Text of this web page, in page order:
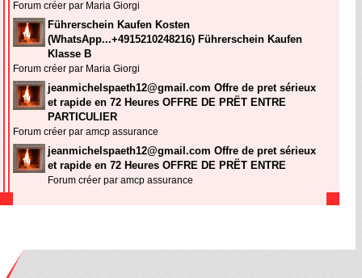
Forum créer par Maria Giorgi
Führerschein Kaufen Kosten
(WhatsApp...+4915210248216) Führerschein Kaufen
Klasse B
Forum créer par Maria Giorgi
jeanmichelspaeth12@gmail.com Offre de pret sérieux
et rapide en 72 Heures OFFRE DE PRËT ENTRE
PARTICULIER
Forum créer par amcp assurance
jeanmichelspaeth12@gmail.com Offre de pret sérieux
et rapide en 72 Heures OFFRE DE PRËT ENTRE
Forum créer par amcp assurance